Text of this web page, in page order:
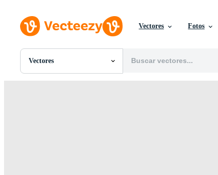
Vectores Fotos
Vectores
Todas Imágenes